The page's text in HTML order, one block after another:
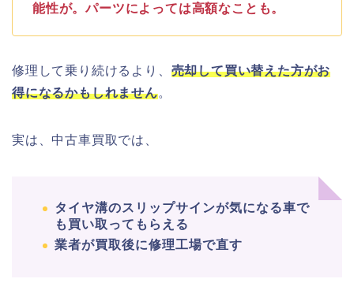
能性が。パーツによっては高額なことも。
修理して乗り続けるより、 売却して買い替えた方がお
得になるかもしれません。
実は、中古車買取では、
タイヤ溝のスリップサインが気になる車で
も買い取ってもらえる
業者が買取後に修理工場で直す